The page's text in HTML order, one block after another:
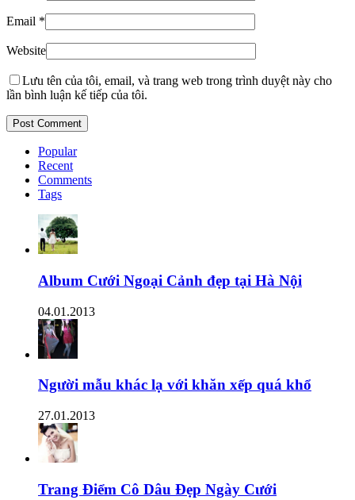
Email *
Website
Lưu tên của tôi, email, và trang web trong trình duyệt này cho
lần bình luận kế tiếp của tôi.
Popular
Recent
Comments
Tags
Album Cưới Ngoại Cảnh đẹp tại Hà Nội
04.01.2013
Người mẫu khác lạ với khăn xếp quá khổ
27.01.2013
Trang Điểm Cô Dâu Đẹp Ngày Cưới